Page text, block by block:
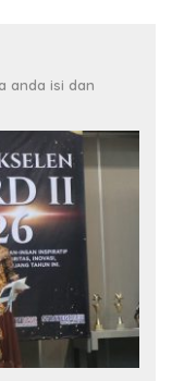
anda isi dan